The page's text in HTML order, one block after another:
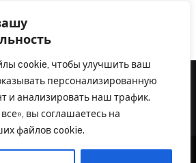
cookie, чтобы улучшить ваш
персонализированную
и анализировать наш трафик.
вы соглашаетесь на
файлов cookie.